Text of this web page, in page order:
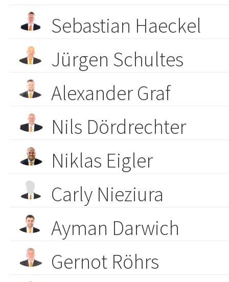
Sebastian Haeckel
Jürgen Schultes
Alexander Graf
Nils Dördrechter
Niklas Eigler
Carly Nieziura
Ayman Darwich
Gernot Röhrs